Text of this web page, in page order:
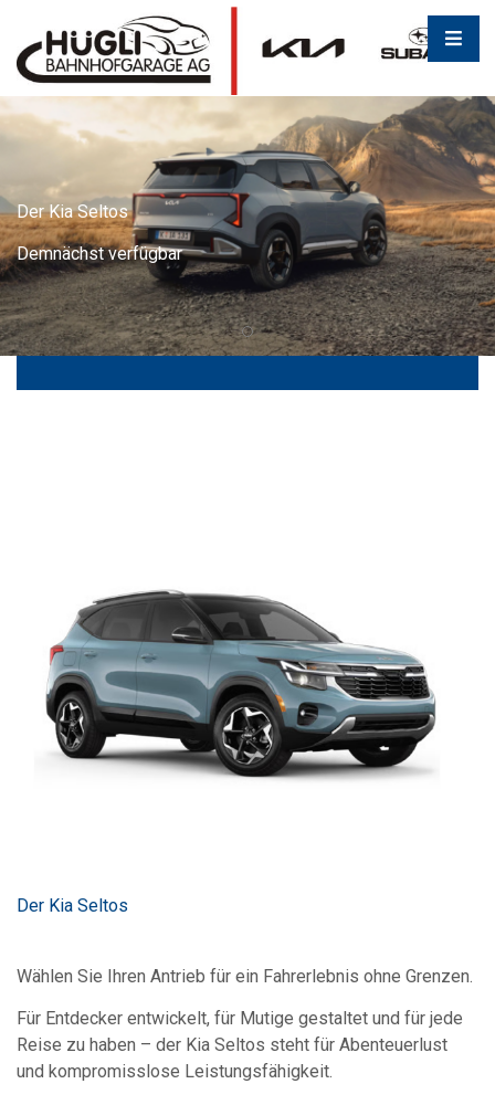
Der Kia Seltos
Demnächst verfügbar
Der Kia Seltos
Wählen Sie Ihren Antrieb für ein Fahrerlebnis ohne Grenzen.
Für Entdecker entwickelt, für Mutige gestaltet und für jede
Reise zu haben – der Kia Seltos steht für Abenteuerlust
und kompromisslose Leistungsfähigkeit.